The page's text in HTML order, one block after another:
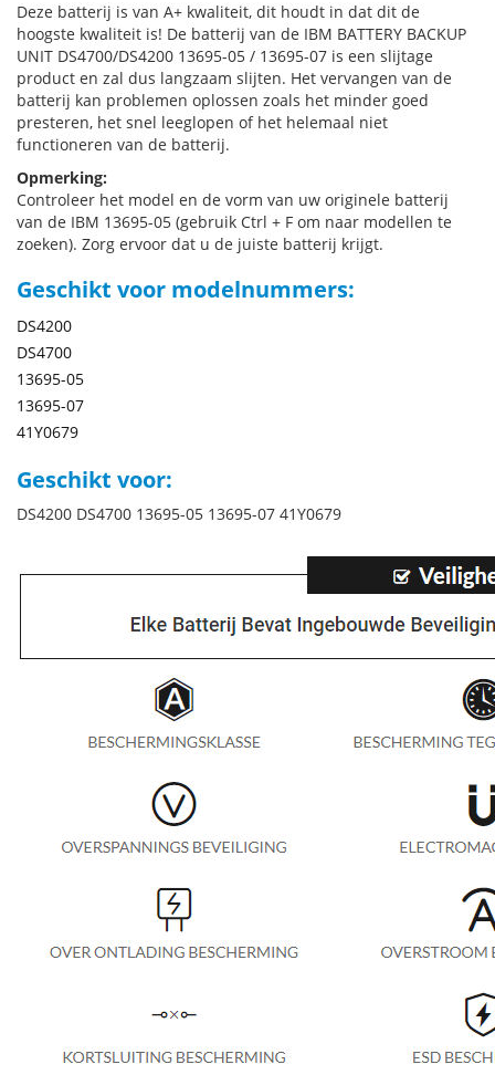
Deze batterij is van A+ kwaliteit, dit houdt in dat dit de
hoogste kwaliteit is! De batterij van de IBM BATTERY BACKUP
UNIT DS4700/DS4200 13695-05 / 13695-07 is een slijtage
product en zal dus langzaam slijten. Het vervangen van de
batterij kan problemen oplossen zoals het minder goed
presteren, het snel leeglopen of het helemaal niet
functioneren van de batterij.
Opmerking:
Controleer het model en de vorm van uw originele batterij
van de IBM 13695-05 (gebruik Ctrl + F om naar modellen te
zoeken). Zorg ervoor dat u de juiste batterij krijgt.
Geschikt voor modelnummers:
DS4200
DS4700
13695-05
13695-07
41Y0679
Geschikt voor:
DS4200 DS4700 13695-05 13695-07 41Y0679